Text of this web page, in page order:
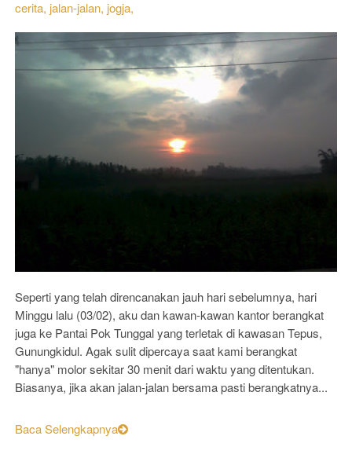
cerita, jalan-jalan, jogja,
Seperti yang telah direncanakan jauh hari sebelumnya, hari
Minggu lalu (03/02), aku dan kawan-kawan kantor berangkat
juga ke Pantai Pok Tunggal yang terletak di kawasan Tepus,
Gunungkidul. Agak sulit dipercaya saat kami berangkat
"hanya" molor sekitar 30 menit dari waktu yang ditentukan.
Biasanya, jika akan jalan-jalan bersama pasti berangkatnya...
Baca Selengkapnya